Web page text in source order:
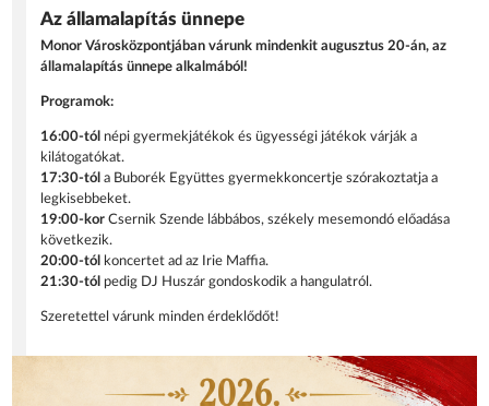
Az államalapítás ünnepe
Monor Városközpontjában várunk mindenkit augusztus 20-án, az
államalapítás ünnepe alkalmából!
Programok:
16:00-tól népi gyermekjátékok és ügyességi játékok várják a
kilátogatókat.
17:30-tól a Buborék Együttes gyermekkoncertje szórakoztatja a
legkisebbeket.
19:00-korCsernik Szende lábbábos, székely mesemondó előadása
következik.
20:00-tól
koncertet ad az Irie Maffia.
21:30-tól pedig DJ Huszár gondoskodik a hangulatról.
Szeretettel várunk minden érdeklődőt!